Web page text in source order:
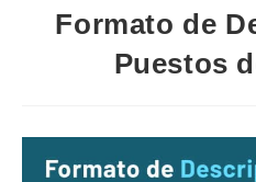
Formato de
Puestos